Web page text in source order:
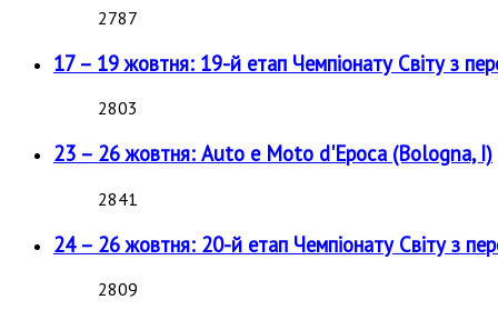
2787
17 – 19 жовтня: 19-й етап Чемпіонату Світу з
2803
23 – 26 жовтня: Auto e Moto d'Epoca (Bologna, I)
2841
24 – 26 жовтня: 20-й етап Чемпіонату Світу з
2809